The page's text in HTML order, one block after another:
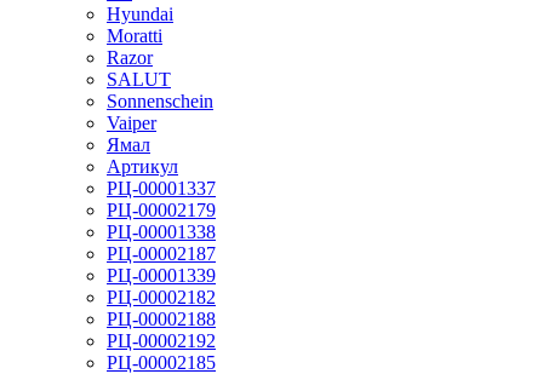
Hyundai
Moratti
Razor
SALUT
Sonnenschein
Vaiper
Ямал
Артикул
РЦ-00001337
РЦ-00002179
РЦ-00001338
РЦ-00002187
РЦ-00001339
РЦ-00002182
РЦ-00002188
РЦ-00002192
РЦ-00002185